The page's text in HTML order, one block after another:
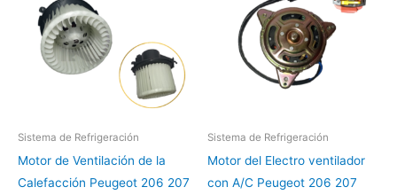
Sistema de Refrigeración
Motor de Ventilación de la
Calefacción Peugeot 206 207
Sistema de Refrigeración
Motor del Electro ventilador
con A/C Peugeot 206 207